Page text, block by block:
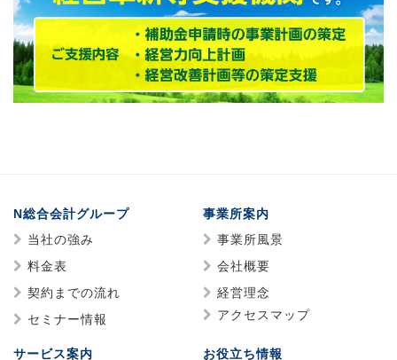
N総合会計グループ
当社の強み
料金表
契約までの流れ
セミナー情報
事業所案内
事業所風景
会社概要
経営理念
アクセスマップ
サービス案内
お役立ち情報